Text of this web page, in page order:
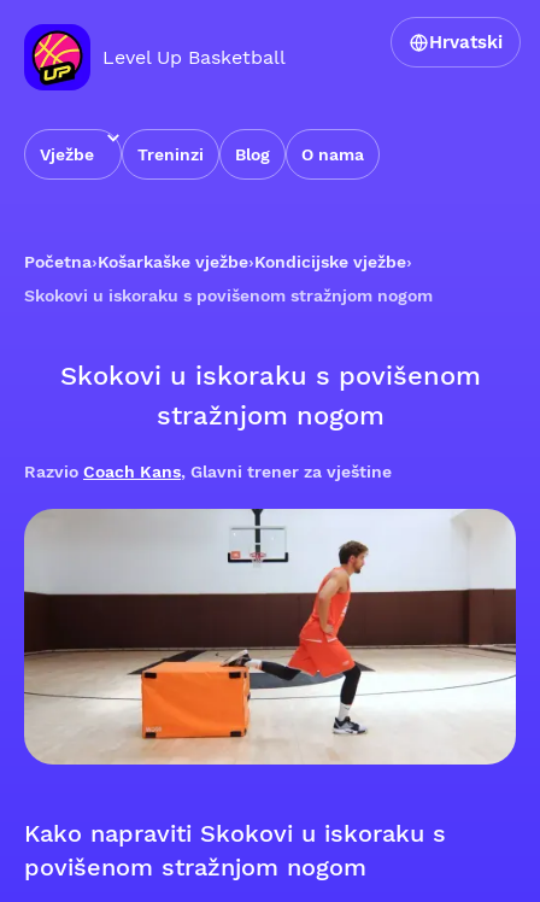
Level Up Basketball
Vježbe Treninzi Blog O nama
Hrvatski
Početna›Košarkaške vježbe›Kondicijske vježbe›
Skokovi u iskoraku s povišenom stražnjom nogom
Skokovi u iskoraku s povišenom
stražnjom nogom
Razvio Coach Kans, Glavni trener za vještine
Kako napraviti Skokovi u iskoraku s
povišenom stražnjom nogom